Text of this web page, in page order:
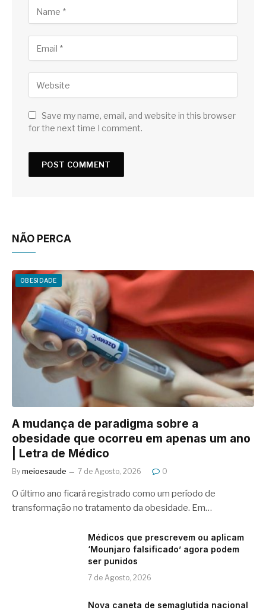
Save my name, email, and website in this browser
for the next time I comment.
NÃO PERCA
OBESIDADE
A mudança de paradigma sobre a
obesidade que ocorreu em apenas um ano
| Letra de Médico
By meioesaude 7 de Agosto, 2026 0
O último ano ficará registrado como um período de
transformação no tratamento da obesidade. Em…
Médicos que prescrevem ou aplicam
‘Mounjaro falsificado’ agora podem
ser punidos
7 de Agosto, 2026
Nova caneta de semaglutida nacional